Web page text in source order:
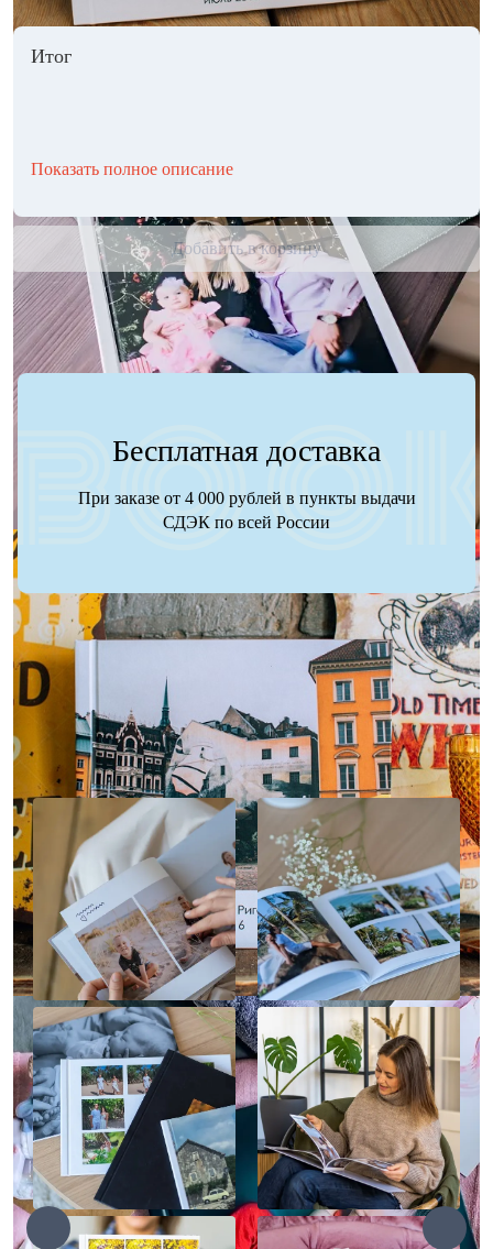
Итог
Показать полное описание
Добавить в корзину
Бесплатная доставка
При заказе от 4 000 рублей в пункты выдачи
СДЭК по всей России
Наше портфолио